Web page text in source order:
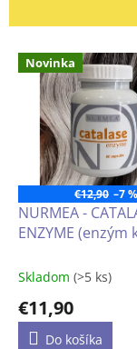
i
o
V
o
Novinka
€12,90 –7 %
NURMEA -
ENZYME (enzým
Skladom (>5 ks)
€11,90
Do košíka